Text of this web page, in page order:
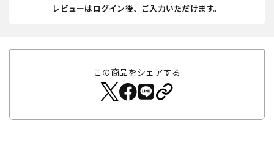
レビューはログイン後、ご入力いただけます。
この商品をシェアする